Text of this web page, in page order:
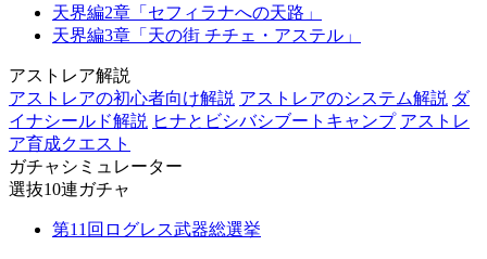
天界編2章「セフィラナへの天路」
天界編3章「天の街 チチェ・アステル」
アストレア解説
アストレアの初心者向け解説 アストレアのシステム解説 ダ
イナシールド解説 ヒナとビシバシブートキャンプ アストレ
ア育成クエスト
ガチャシミュレーター
選抜10連ガチャ
第11回ログレス武器総選挙